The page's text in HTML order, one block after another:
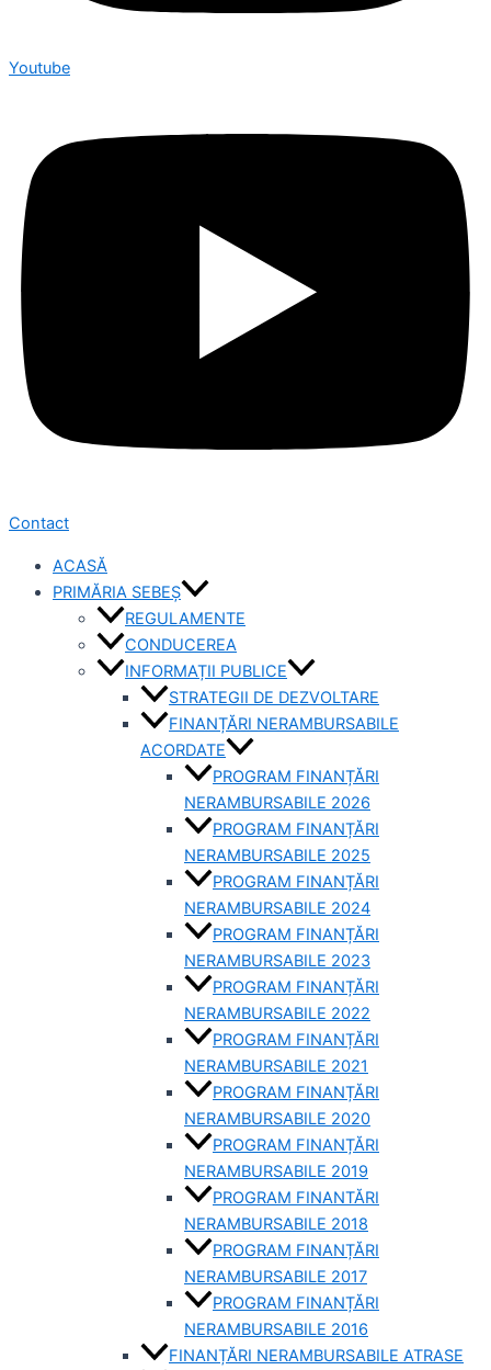
Youtube
Contact
ACASĂ
PRIMĂRIA SEBEȘ
REGULAMENTE
CONDUCEREA
INFORMAȚII PUBLICE
STRATEGII DE DEZVOLTARE
FINANȚĂRI NERAMBURSABILE
ACORDATE
PROGRAM FINANȚĂRI
NERAMBURSABILE 2026
PROGRAM FINANȚĂRI
NERAMBURSABILE 2025
PROGRAM FINANȚĂRI
NERAMBURSABILE 2024
PROGRAM FINANȚĂRI
NERAMBURSABILE 2023
PROGRAM FINANȚĂRI
NERAMBURSABILE 2022
PROGRAM FINANȚĂRI
NERAMBURSABILE 2021
PROGRAM FINANȚĂRI
NERAMBURSABILE 2020
PROGRAM FINANȚĂRI
NERAMBURSABILE 2019
PROGRAM FINANTĂRI
NERAMBURSABILE 2018
PROGRAM FINANȚĂRI
NERAMBURSABILE 2017
PROGRAM FINANȚĂRI
NERAMBURSABILE 2016
FINANȚĂRI NERAMBURSABILE ATRASE